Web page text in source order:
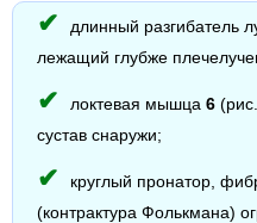
длинный разгибатель
лежащий глубже
локтевая мышца 6
сустав снаружи;
круглый пронатор,
(контрактура Фолькмана)